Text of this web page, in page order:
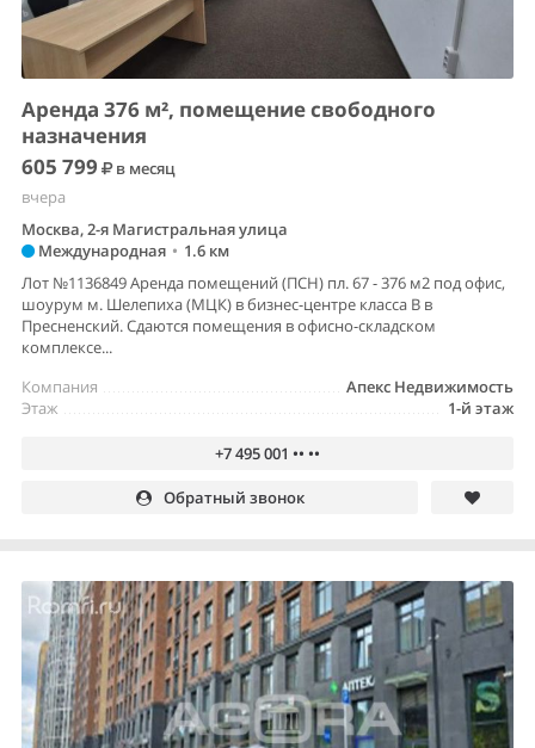
Аренда 376 м², помещение свободного
назначения
605 799
в месяц
вчера
Москва, 2-я Магистральная улица
Международная • 1.6 км
Лот №1136849 Аренда помещений (ПСН) пл. 67 - 376 м2 под офис,
шоурум м. Шелепиха (МЦК) в бизнес-центре класса В в
Пресненский. Сдаются помещения в офисно-складском
комплексе...
Апекс Недвижимость
Компания
1-й этаж
Этаж
+7 495 001 •• ••
Обратный звонок